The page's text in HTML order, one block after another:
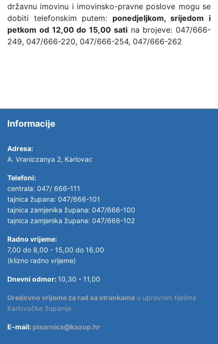
državnu imovinu i imovinsko-pravne poslove mogu se
dobiti telefonskim putem: ponedjeljkom, srijedom i
petkom od 12,00 do 15,00 satina brojeve: 047/666-
249, 047/666-220, 047/666-254, 047/666-262
Informacije
Adresa:
A. Vraniczanya 2, Karlovac
Telefoni:
centrala: 047/ 666-111
tajnica župana: 047/666-101
tajnica zamjenika župana: 047/666-100
tajnica zamjenika župana: 047/666-102
Radno vrijeme:
7,00 do 8,00 - 15,00 do 16,00
(klizno radno vrijeme)
Dnevni odmor: 10,30 - 11,00
Uredovno vrijeme za rad sa strankama u upravnim tijelima
Karlovačke županije
E-mail: pisarnica@kazup.hr